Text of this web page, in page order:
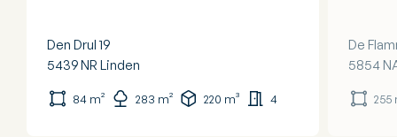
Den Drul 19
5439 NR Linden
84 m² 283 m² 220 m³ 4
De
5854
255